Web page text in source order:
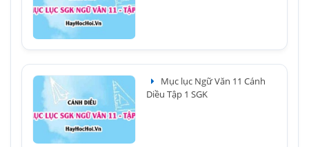
Mục lục Ngữ Văn 11 Cánh
Diều Tập 1 SGK